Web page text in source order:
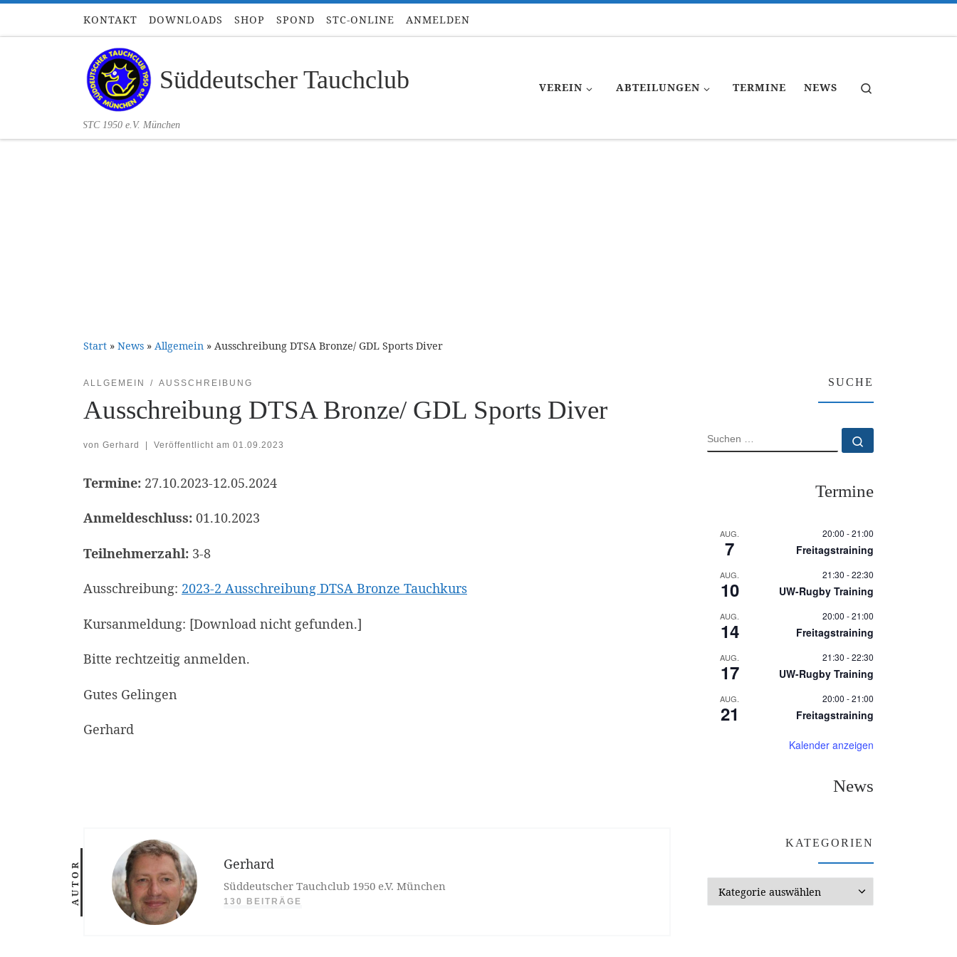
Zum Inhalt springen
KONTAKT DOWNLOADS SHOP SPOND STC-ONLINE ANMELDEN
Süddeutscher Tauchclub
STC 1950 e.V. München
VEREIN ABTEILUNGEN TERMINE NEWS
Start » News » Allgemein » Ausschreibung DTSA Bronze/ GDL Sports Diver
ALLGEMEIN AUSSCHREIBUNG
Ausschreibung DTSA Bronze/ GDL Sports Diver
von Gerhard | Veröffentlicht am 01.09.2023
Termine: 27.10.2023-12.05.2024
Anmeldeschluss: 01.10.2023
Teilnehmerzahl: 3-8
Ausschreibung: 2023-2 Ausschreibung DTSA Bronze Tauchkurs
Kursanmeldung: [Download nicht gefunden.]
Bitte rechtzeitig anmelden.
Gutes Gelingen
Gerhard
AUTOR Gerhard
Süddeutscher Tauchclub 1950 e.V. München
130 BEITRÄGE
SUCHE
SUCHE
Termine
AUG.
7
20:00 -21:00
Freitagstraining
AUG.
10
21:30 -22:30
UW-Rugby Training
AUG.
14
20:00 -21:00
Freitagstraining
AUG.
17
21:30 -22:30
UW-Rugby Training
AUG.
21
20:00 -21:00
Freitagstraining
Kalender anzeigen
News
KATEGORIEN